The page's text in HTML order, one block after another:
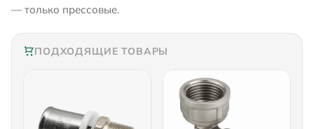
— только прессовые.
ПОДХОДЯЩИЕ ТОВАРЫ